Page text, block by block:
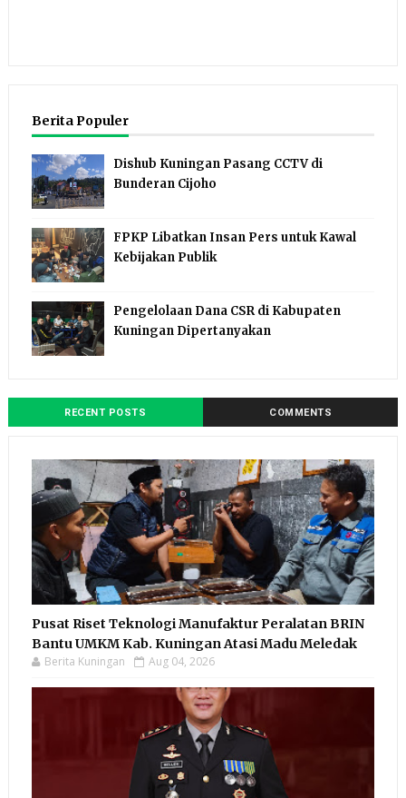
Berita Populer
Dishub Kuningan Pasang CCTV di
Bunderan Cijoho
FPKP Libatkan Insan Pers untuk Kawal
Kebijakan Publik
Pengelolaan Dana CSR di Kabupaten
Kuningan Dipertanyakan
RECENT POSTS COMMENTS
Pusat Riset Teknologi Manufaktur Peralatan BRIN
Bantu UMKM Kab. Kuningan Atasi Madu Meledak
Berita Kuningan Aug 04, 2026